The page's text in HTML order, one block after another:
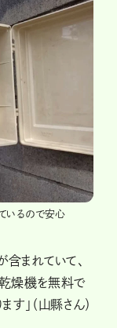
いるので安心
含まれていて、
燥機を無料で
」（山縣さん）